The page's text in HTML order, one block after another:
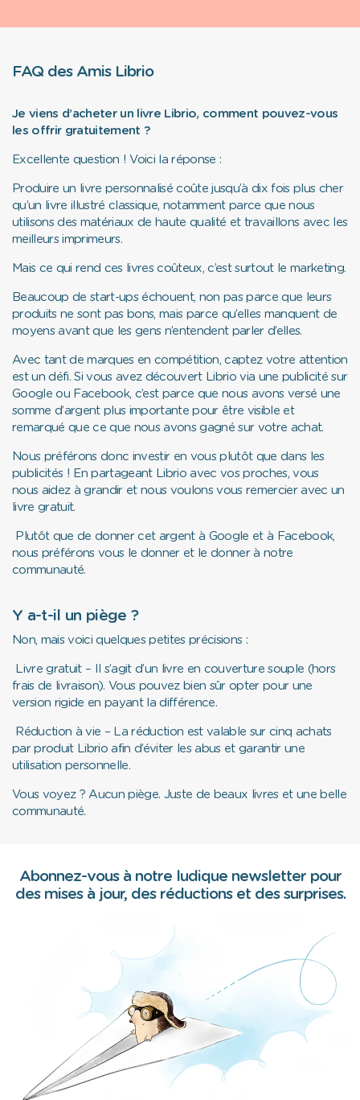
FAQ des Amis Librio
Je viens d’acheter un livre Librio, comment pouvez-vous
les offrir gratuitement ?
Excellente question ! Voici la réponse :
Produire un livre personnalisé coûte jusqu’à dix fois plus cher
qu’un livre illustré classique, notamment parce que nous
utilisons des matériaux de haute qualité et travaillons avec les
meilleurs imprimeurs.
Mais ce qui rend ces livres coûteux, c’est surtout le marketing.
Beaucoup de start-ups échouent, non pas parce que leurs
produits ne sont pas bons, mais parce qu’elles manquent de
moyens avant que les gens n’entendent parler d’elles.
Avec tant de marques en compétition, captez votre attention
est un défi. Si vous avez découvert Librio via une publicité sur
Google ou Facebook, c’est parce que nous avons versé une
somme d’argent plus importante pour être visible et
remarqué que ce que nous avons gagné sur votre achat.
Nous préférons donc investir en vous plutôt que dans les
publicités ! En partageant Librio avec vos proches, vous
nous aidez à grandir et nous voulons vous remercier avec un
livre gratuit.
Plutôt que de donner cet argent à Google et à Facebook,
nous préférons vous le donner et le donner à notre
communauté.
Y a-t-il un piège ?
Non, mais voici quelques petites précisions :
Livre gratuit– Il s’agit d’un livre en couverture souple (hors
frais de livraison). Vous pouvez bien sûr opter pour une
version rigide en payant la différence.
Réduction à vie – La réduction est valable sur cinq achats
par produit Librio afin d’éviter les abus et garantir une
utilisation personnelle.
Vous voyez ? Aucun piège. Juste de beaux livres et une belle
communauté.
Abonnez-vous à notre ludique newsletter pour
des mises à jour, des réductions et des surprises.